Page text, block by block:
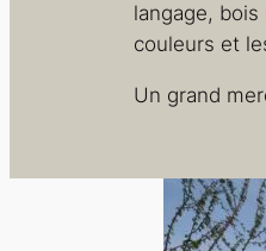
langage,
couleurs et
Un grand